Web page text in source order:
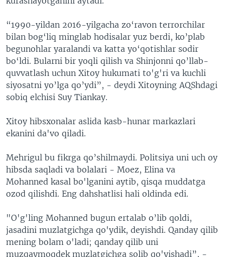
“1990-yildan 2016-yilgacha zo‘ravon terrorchilar
bilan bog‘liq minglab hodisalar yuz berdi, ko’plab
begunohlar yaralandi va katta yo‘qotishlar sodir
bo‘ldi. Bularni bir yoqli qilish va Shinjonni qo’llab-
quvvatlash uchun Xitoy hukumati to'g'ri va kuchli
siyosatni yo’lga qo’ydi”, - deydi Xitoyning AQShdagi
sobiq elchisi Suy Tiankay.
Xitoy hibsxonalar aslida kasb-hunar markazlari
ekanini da'vo qiladi.
Mehrigul bu fikrga qo’shilmaydi. Politsiya uni uch oy
hibsda saqladi va bolalari - Moez, Elina va
Mohanned kasal bo'lganini aytib, qisqa muddatga
ozod qilishdi. Eng dahshatlisi hali oldinda edi.
"O'g'ling Mohanned bugun ertalab o’lib qoldi,
jasadini muzlatgichga qo'ydik, deyishdi. Qanday qilib
mening bolam o'ladi; qanday qilib uni
muzqaymoqdek muzlatgichga solib qo'yishadi”, -